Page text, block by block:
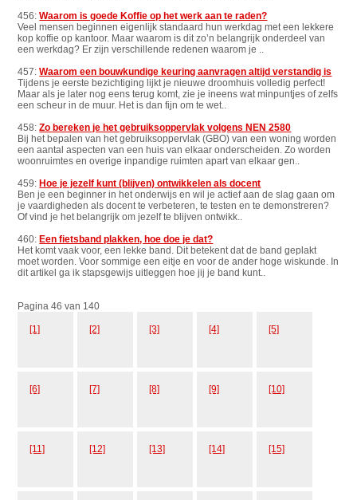
456:Waarom is goede Koffie op het werk aan te raden?
Veel mensen beginnen eigenlijk standaard hun werkdag met een lekkere
kop koffie op kantoor. Maar waarom is dit zo’n belangrijk onderdeel van
een werkdag? Er zijn verschillende redenen waarom je ..
457:Waarom een bouwkundige keuring aanvragen altijd verstandig is
Tijdens je eerste bezichtiging lijkt je nieuwe droomhuis volledig perfect!
Maar als je later nog eens terug komt, zie je ineens wat minpuntjes of zelfs
een scheur in de muur. Het is dan fijn om te wet..
458:Zo bereken je het gebruiksoppervlak volgens NEN 2580
Bij het bepalen van het gebruiksoppervlak (GBO) van een woning worden
een aantal aspecten van een huis van elkaar onderscheiden. Zo worden
woonruimtes en overige inpandige ruimten apart van elkaar gen..
459:Hoe je jezelf kunt (blijven) ontwikkelen als docent
Ben je een beginner in het onderwijs en wil je actief aan de slag gaan om
je vaardigheden als docent te verbeteren, te testen en te demonstreren?
Of vind je het belangrijk om jezelf te blijven ontwikk..
460:Een fietsband plakken, hoe doe je dat?
Het komt vaak voor, een lekke band. Dit betekent dat de band geplakt
moet worden. Voor sommige een eitje en voor de ander hoge wiskunde. In
dit artikel ga ik stapsgewijs uitleggen hoe jij je band kunt..
Pagina 46 van 140
[1] [2] [3] [4] [5]
[6] [7] [8] [9] [10]
[11] [12] [13] [14] [15]